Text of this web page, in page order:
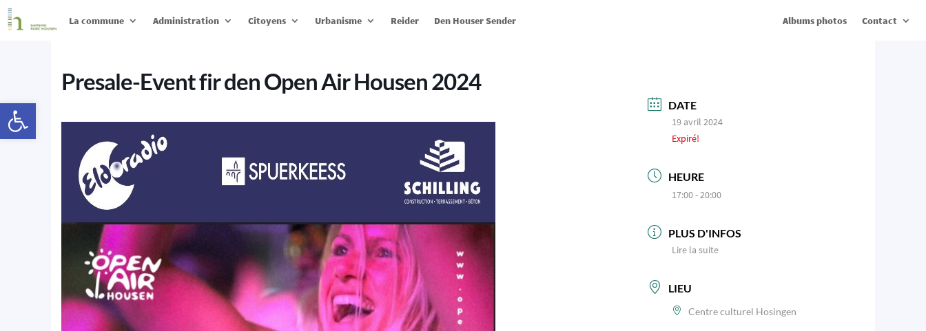
La commune Administration Citoyens Urbanisme Reider Den Houser Sender Albums photos Contact
Presale-Event fir den Open Air Housen 2024
DATE
19 avril 2024
Expiré!
HEURE
17:00 - 20:00
PLUS D'INFOS
Lire la suite
LIEU
Centre culturel Hosingen
Ouvrir la barre d’outils